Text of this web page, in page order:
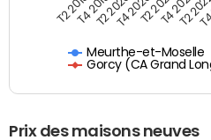
Meurthe-et-Moselle
Gorcy (CA Grand
T2 2019T4 2019T2 2020T4 2020T2 2021T4 2021
T2
Prix des maisons neuves